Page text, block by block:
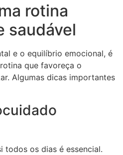
rotina
saudável
e o equilíbrio emocional, é
que favoreça o
Algumas dicas importantes
todos os dias é essencial.